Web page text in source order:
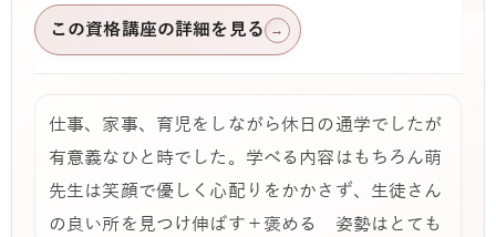
この資格講座の詳細を見る →
仕事、家事、育児をしながら休日の通学でしたが
有意義なひと時でした。学べる内容はもちろん萌
先生は笑顔で優しく心配りをかかさず、生徒さん
の良い所を見つけ伸ばす＋褒める 姿勢はとても